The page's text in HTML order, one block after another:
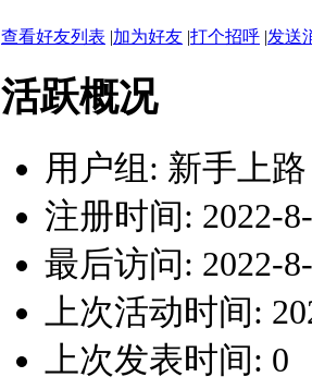
查看好友列表 |加为好友 |打个招呼 |发送
活跃概况
用户组: 新手上路
注册时间: 2022-
最后访问: 2022-
上次活动时间:
上次发表时间: 0